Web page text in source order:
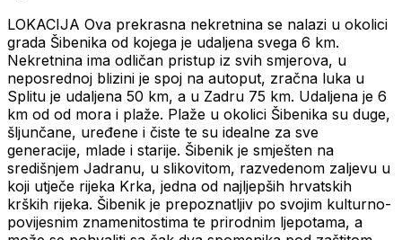
LOKACIJA Ova prekrasna nekretnina se nalazi u okolici
grada Šibenika od kojega je udaljena svega 6 km.
Nekretnina ima odličan pristup iz svih smjerova, u
neposrednoj blizini je spoj na autoput, zračna luka u
Splitu je udaljena 50 km, a u Zadru 75 km. Udaljena je 6
km od od mora i plaže. Plaže u okolici Šibenika su duge,
šljunčane, uređene i čiste te su idealne za sve
generacije, mlade i starije. Šibenik je smješten na
središnjem Jadranu, u slikovitom, razvedenom zaljevu u
koji utječe rijeka Krka, jedna od najljepših hrvatskih
krških rijeka. Šibenik je prepoznatljiv po svojim kulturno-
povijesnim znamenitostima te prirodnim ljepotama, a